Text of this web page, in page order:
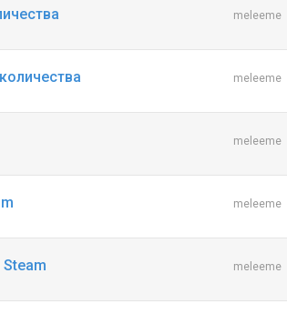
meleeme
meleeme
meleeme
meleeme
meleeme